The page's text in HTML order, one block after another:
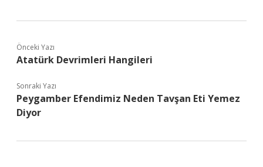
Önceki Yazı
Atatürk Devrimleri Hangileri
Sonraki Yazı
Peygamber Efendimiz Neden Tavşan Eti Yemez
Diyor